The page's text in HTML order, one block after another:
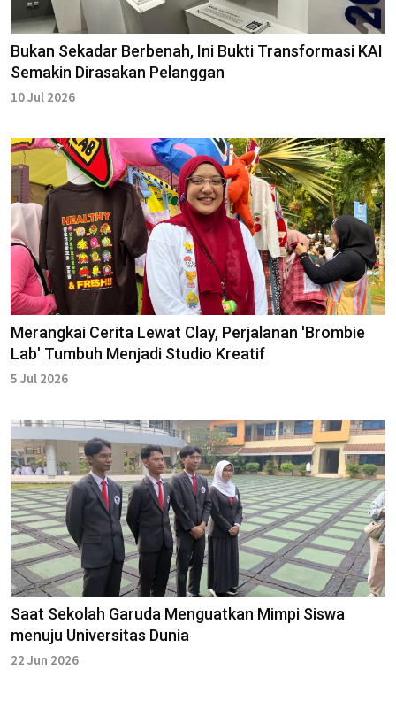
Bukan Sekadar Berbenah, Ini Bukti Transformasi KAI
Semakin Dirasakan Pelanggan
10 Jul 2026
Merangkai Cerita Lewat Clay, Perjalanan 'Brombie
Lab' Tumbuh Menjadi Studio Kreatif
5 Jul 2026
Saat Sekolah Garuda Menguatkan Mimpi Siswa
menuju Universitas Dunia
22 Jun 2026